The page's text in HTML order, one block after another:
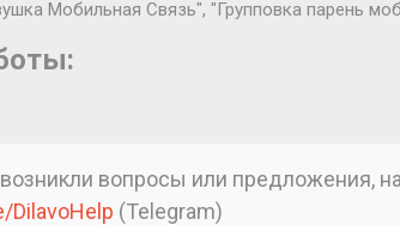
Мобильная Связь", "Групповка парень
вопросы или предложения,
DilavoHelp (Telegram)